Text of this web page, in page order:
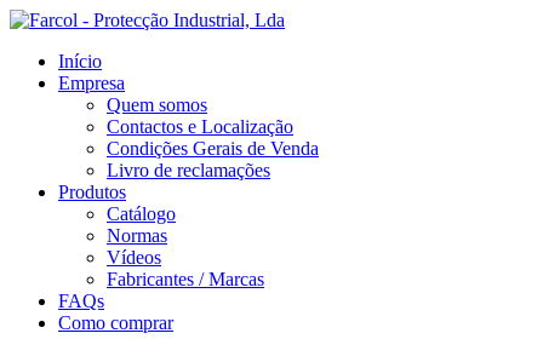
Início
Empresa
Quem somos
Contactos e Localização
Condições Gerais de Venda
Livro de reclamações
Produtos
Catálogo
Normas
Vídeos
Fabricantes / Marcas
FAQs
Como comprar